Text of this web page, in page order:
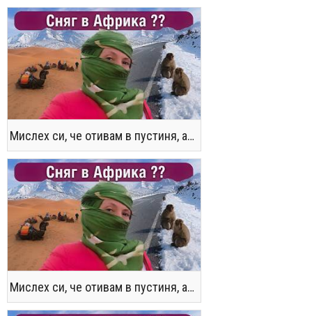
Мислех си, че отивам в пустиня, а се озовах в снега !! / Not the Morocco You Know
Мислех си, че отивам в пустиня, а се озовах в снега !! / Not the Morocco You Know